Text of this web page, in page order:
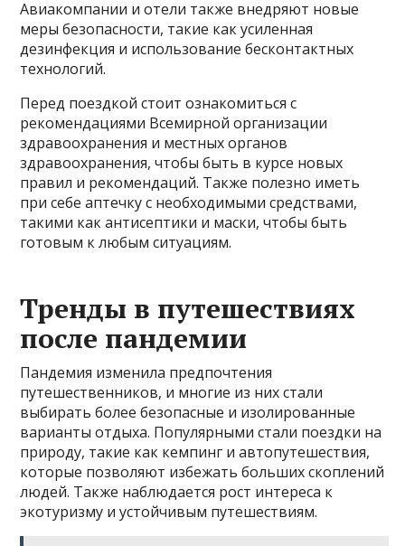
Авиакомпании и отели также внедряют новые
меры безопасности, такие как усиленная
дезинфекция и использование бесконтактных
технологий.
Перед поездкой стоит ознакомиться с
рекомендациями Всемирной организации
здравоохранения и местных органов
здравоохранения, чтобы быть в курсе новых
правил и рекомендаций. Также полезно иметь
при себе аптечку с необходимыми средствами,
такими как антисептики и маски, чтобы быть
готовым к любым ситуациям.
Тренды в путешествиях
после пандемии
Пандемия изменила предпочтения
путешественников, и многие из них стали
выбирать более безопасные и изолированные
варианты отдыха. Популярными стали поездки на
природу, такие как кемпинг и автопутешествия,
которые позволяют избежать больших скоплений
людей. Также наблюдается рост интереса к
экотуризму и устойчивым путешествиям.